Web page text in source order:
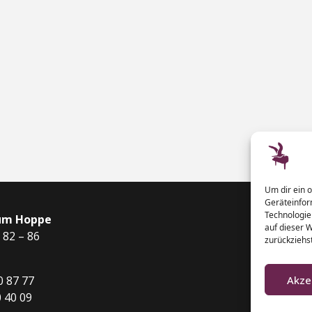
Um dir ein
auf dieser
Hoppe
– 86
87 77
40 09